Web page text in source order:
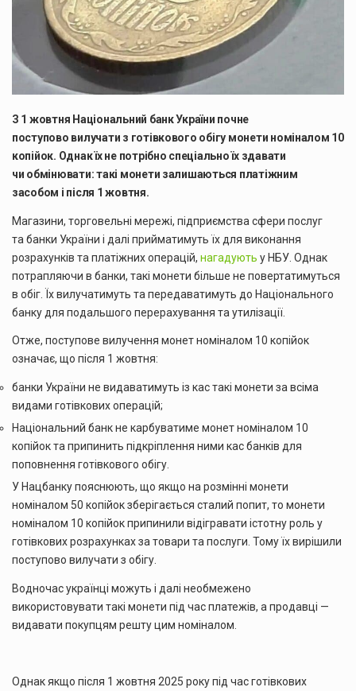
З 1 жовтня Національний банк України почне
поступово вилучати з готівкового обігу монети номіналом 10
копійок. Однак їх не потрібно спеціально їх здавати
чи обмінювати: такі монети залишаються платіжним
засобом і після 1 жовтня.
Магазини, торговельні мережі, підприємства сфери послуг
та банки України і далі прийматимуть їх для виконання
розрахунків та платіжних операцій, нагадують у НБУ. Однак
потрапляючи в банки, такі монети більше не повертатимуться
в обіг. Їх вилучатимуть та передаватимуть до Національного
банку для подальшого перерахування та утилізації.
Отже, поступове вилучення монет номіналом 10 копійок
означає, що після 1 жовтня:
банки України не видаватимуть із кас такі монети за всіма
видами готівкових операцій;
Національний банк не карбуватиме монет номіналом 10
копійок та припинить підкріплення ними кас банків для
поповнення готівкового обігу.
У Нацбанку пояснюють, що якщо на розмінні монети
номіналом 50 копійок зберігається сталий попит, то монети
номіналом 10 копійок припинили відігравати істотну роль у
готівкових розрахунках за товари та послуги. Тому їх вирішили
поступово вилучати з обігу.
Водночас українці можуть і далі необмежено
використовувати такі монети під час платежів, а продавці —
видавати покупцям решту цим номіналом.
Однак якщо після 1 жовтня 2025 року під час готівкових